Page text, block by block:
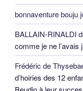
bonnaventure bouju
BALLAIN-RINALDI
comme je ne l’avais
Frédéric de
d’hoiries des 12